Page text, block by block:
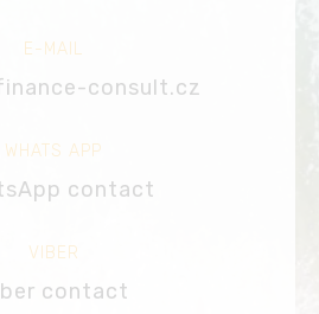
E-MAIL
consult.cz
WHATS APP
contact
VIBER
contact